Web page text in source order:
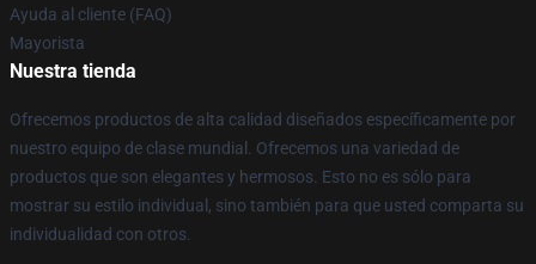
Ayuda al cliente (FAQ)
Mayorista
Nuestra tienda
Ofrecemos productos de alta calidad diseñados específicamente por
nuestro equipo de clase mundial. Ofrecemos una variedad de
productos que son elegantes y hermosos. Esto no es sólo para
mostrar su estilo individual, sino también para que usted comparta su
individualidad con otros.